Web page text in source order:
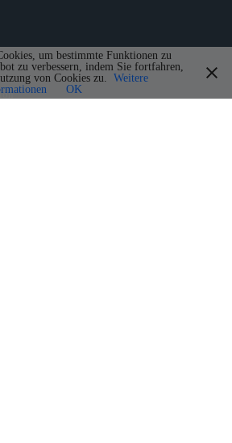
um bestimmte Funktionen zu
zu verbessern, indem Sie fortfahren,
von Cookies zu. Weitere
OK